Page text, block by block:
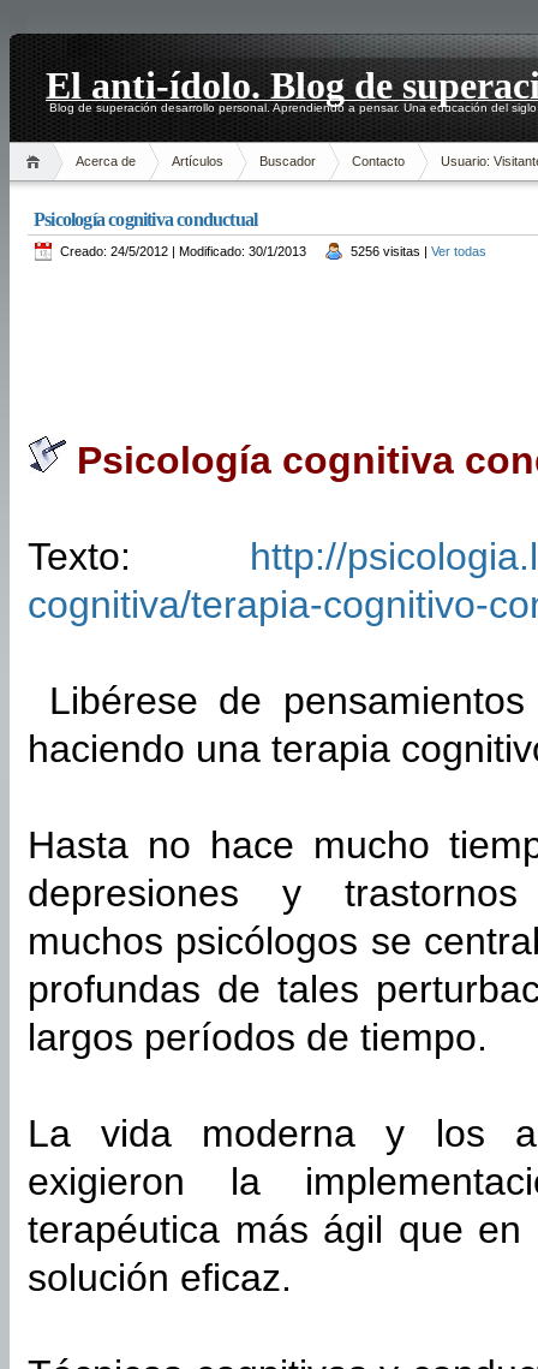
El anti-ídolo. Blog de
Blog de superación desarrollo personal. Aprendiendo a pensar. Una educación del
Acerca de Artículos Buscador Contacto Usuario:
Psicología cognitiva conductual
Creado: 24/5/2012 | Modificado: 30/1/2013 5256 visitas | Ver todas
Psicología cognitiva
Texto: http://
cognitiva/terapia-cognitivo-
Libérese de
haciendo una terapia
Hasta no hace mucho
depresiones y trastornos
muchos psicólogos se
profundas de tales
largos períodos de tiempo.
La vida moderna y los
exigieron la
terapéutica más ágil que
solución eficaz.